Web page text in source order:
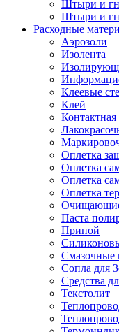
Штыри и
Штыри и
Расходные
Аэрозоли
Изолента
Клеевые
Клей
Оплетка
Оплетка
Оплетка
Оплетка
Очищающие
Паста
Припой
Смазочные
Сопла для
Средства
Текстолит